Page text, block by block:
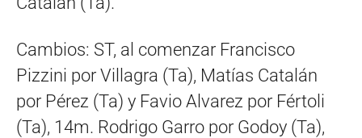
Cambios: ST, al comenzar Francisco
Pizzini por Villagra (Ta), Matías Catalán
por Pérez (Ta) y Favio Alvarez por Fértoli
(Ta), 14m. Rodrigo Garro por Godoy (Ta),